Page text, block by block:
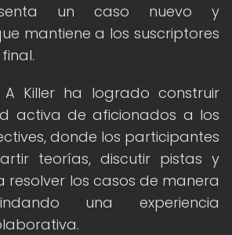
un caso nuevo y
mantiene a los suscriptores
A Killer ha logrado construir
activa de aficionados a los
donde los participantes
teorías, discutir pistas y
los casos de manera
una experiencia